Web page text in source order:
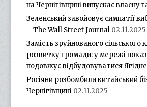
на Чернігівщині випускає власну
Зеленський завойовує симпатії
– The Wall Street Journal 02.11.2025
Замість зруйнованого
розвитку громади: у мережі
подовжує відбудовуватися Ягідне
Росіяни розбомбили китайський
Чернігівщині 02.11.2025